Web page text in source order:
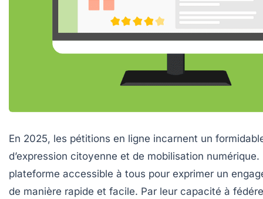
En 2025, les pétitions en ligne incarnent un
d’expression citoyenne et de mobilisation
plateforme accessible à tous pour exprimer un
de manière rapide et facile. Par leur capacité à